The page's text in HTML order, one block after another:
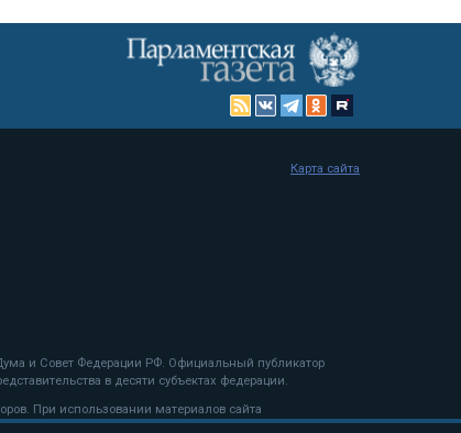
и Совет Федерации РФ. Официальный публикатор
в десяти субъектах федерации.
При использовании материалов сайта
Карта сайта